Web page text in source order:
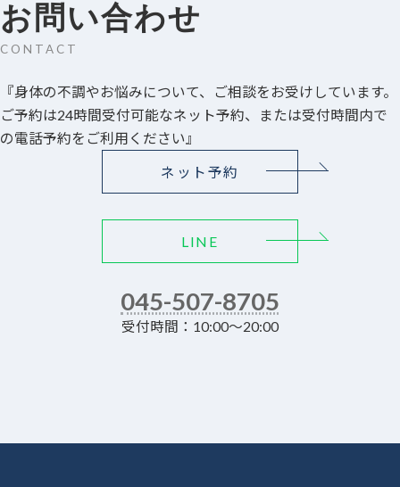
お問い合わせ
CONTACT
『身体の不調やお悩みについて、ご相談をお受けしています。
ご予約は24時間受付可能なネット予約、または受付時間内で
の電話予約をご利用ください』
ネット予約
LINE
045-507-8705
受付時間：10:00～20:00